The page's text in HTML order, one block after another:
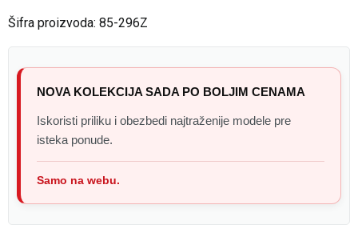
Šifra proizvoda: 85-296Z
NOVA KOLEKCIJA SADA PO BOLJIM CENAMA
Iskoristi priliku i obezbedi najtraženije modele pre
isteka ponude.
Samo na webu.